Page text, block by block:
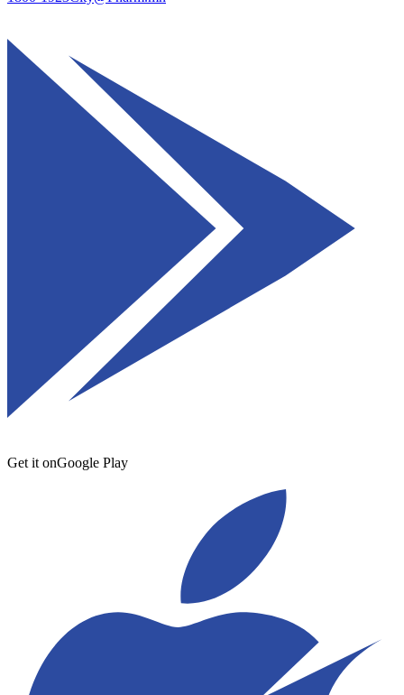
Get it onGoogle Play